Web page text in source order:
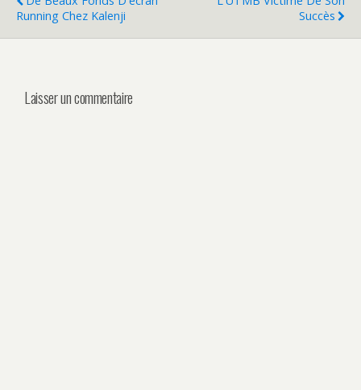
Running Chez Kalenji
Succès
Laisser un commentaire